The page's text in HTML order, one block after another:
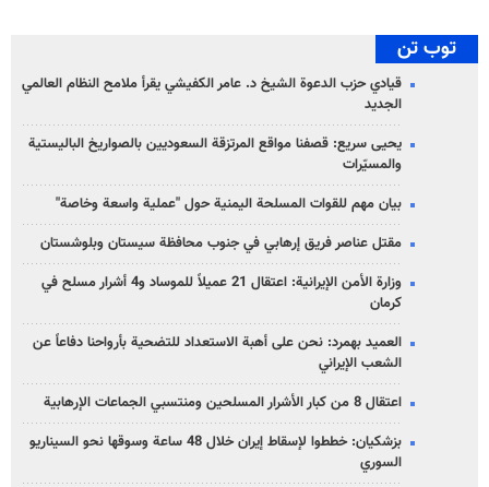
توب تن
قيادي حزب الدعوة الشيخ د. عامر الكفيشي يقرأ ملامح النظام العالمي
الجديد
يحيى سريع: قصفنا مواقع المرتزقة السعوديين بالصواريخ الباليستية
والمسيّرات
بيان مهم للقوات المسلحة اليمنية حول "عملية واسعة وخاصة"
مقتل عناصر فريق إرهابي في جنوب محافظة سيستان وبلوشستان
وزارة الأمن الإيرانية: اعتقال 21 عميلاً للموساد و4 أشرار مسلح في
كرمان
العميد بهمرد: نحن على أهبة الاستعداد للتضحية بأرواحنا دفاعاً عن
الشعب الإيراني
اعتقال 8 من كبار الأشرار المسلحين ومنتسبي الجماعات الإرهابية
بزشكيان: خططوا لإسقاط إيران خلال 48 ساعة وسوقها نحو السيناريو
السوري